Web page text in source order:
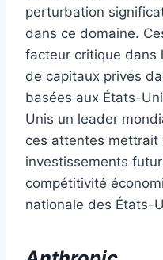
perturbation
dans ce domaine.
facteur critique dans
de capitaux privés
basées aux États-
Unis un leader
ces attentes mettrait
investissements
compétitivité
nationale des États-